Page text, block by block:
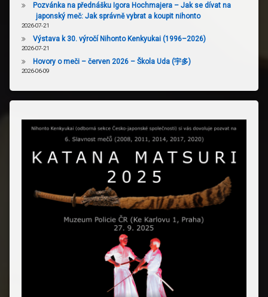
Pozvánka na přednášku Igora Hochmajera – Jak se dívat na
japonský meč: Jak správně vybrat a koupit nihonto
2026-07-21
Výstava k 30. výročí Nihonto Kenkyukai (1996–2026)
2026-07-21
Hovory o meči – červen 2026 – Škola Uda (宇多)
2026-06-09